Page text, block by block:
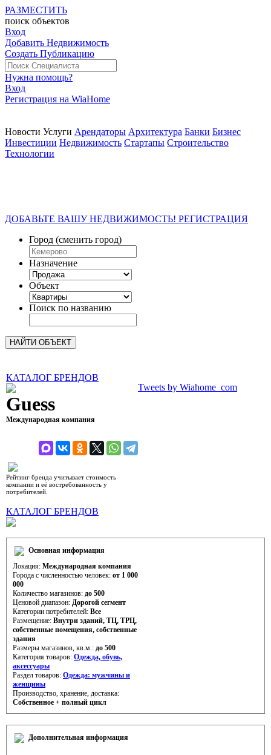
РАЗМЕСТИТЬ
поиск объектов
Вход
Добавить Недвижимость
Создать Публикацию
Нужна помощь?
Вход
Регистрация на WiaHome
Новости Услуги Арендаторы Архитектура Банки Бизнес
Инвестиции Недвижимость Стартапы Строительство
Технологии
ДОБАВЬТЕ ВАШУ НЕДВИЖИМОСТЬ! РЕГИСТРАЦИЯ
Город (сменить город)
Назначение
Объект
Поиск по названию
Tweets by Wiahome_com
КАТАЛОГ БРЕНДОВ
Guess
Международная компания
Рейтинг бренда учитывает стоимость
компании и её востребованность у
потребителей.
КАТАЛОГ БРЕНДОВ
Основная информация
Локация: Международная компания
Города с численностью человек: от 1 000
000
Количество магазинов: до 500
Ценовой диапазон: Дорогой сегмент
Категории потребителей: Все
Размещение: Внутри зданий, ТЦ, ТРЦ,
cобственные помещения, cобственные
здания
Размеры магазинов, кв.м.: до 500
Категория товаров: Одежда, обувь,
аксессуары
Раздел товаров: Одежда: мужчины и
женщины
Производство, хранение, доставка:
Собственное + полный цикл
Дополнительная информация